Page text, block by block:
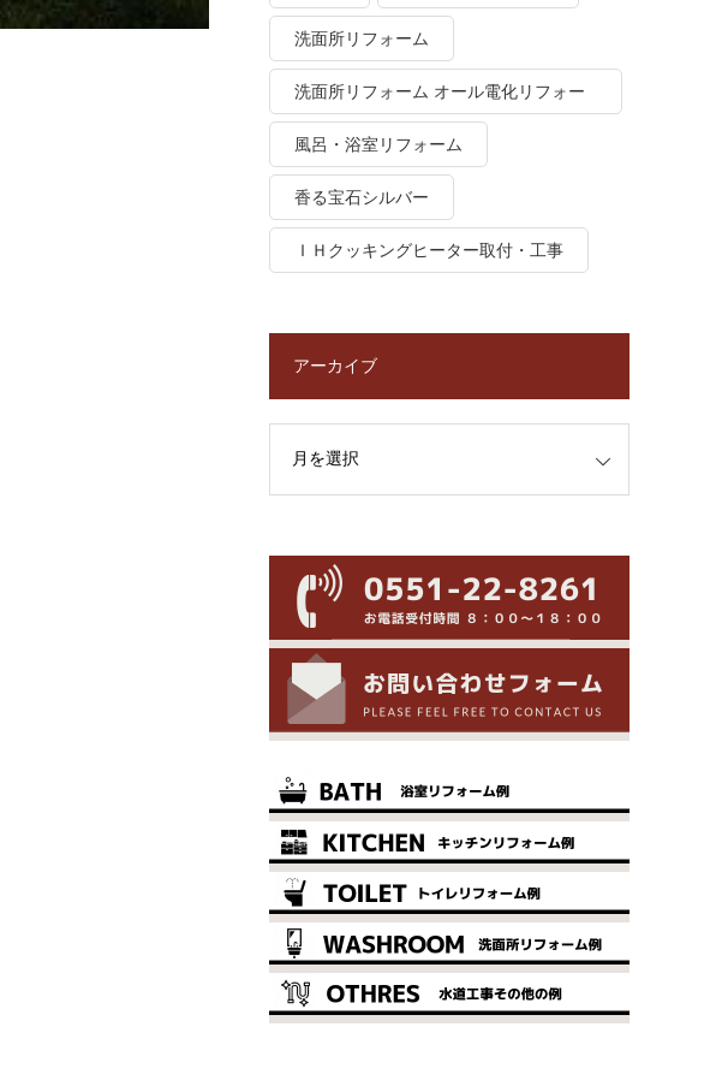
洗面所リフォーム
洗面所リフォーム オール電化リフォー
ム
風呂・浴室リフォーム
香る宝石シルバー
ＩＨクッキングヒーター取付・工事
アーカイブ